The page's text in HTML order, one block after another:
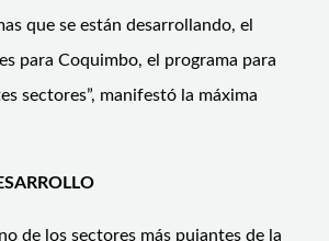
que se están desarrollando, el
para Coquimbo, el programa para
sectores”, manifestó la máxima
de los sectores más pujantes de la